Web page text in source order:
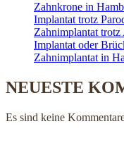
Zahnkrone in
Implantat trotz
Zahnimplantat
Implantat oder
Zahnimplantat in
NEUESTE
Es sind keine